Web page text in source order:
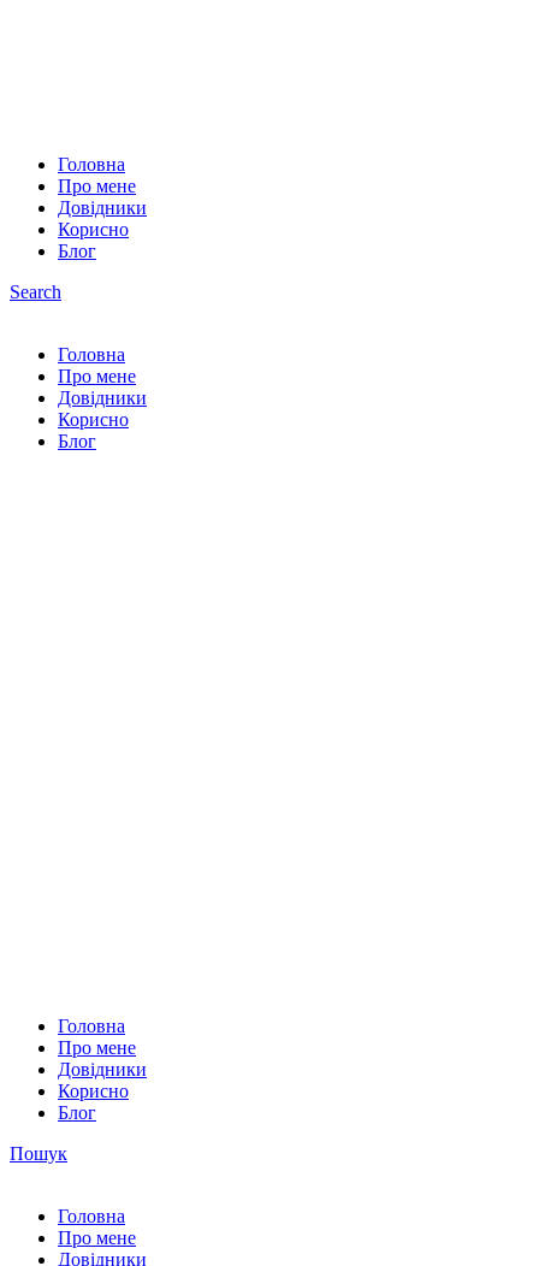
Головна
Про мене
Довідники
Корисно
Блог
Search
Головна
Про мене
Довідники
Корисно
Блог
Головна
Про мене
Довідники
Корисно
Блог
Пошук
Головна
Про мене
Довідники